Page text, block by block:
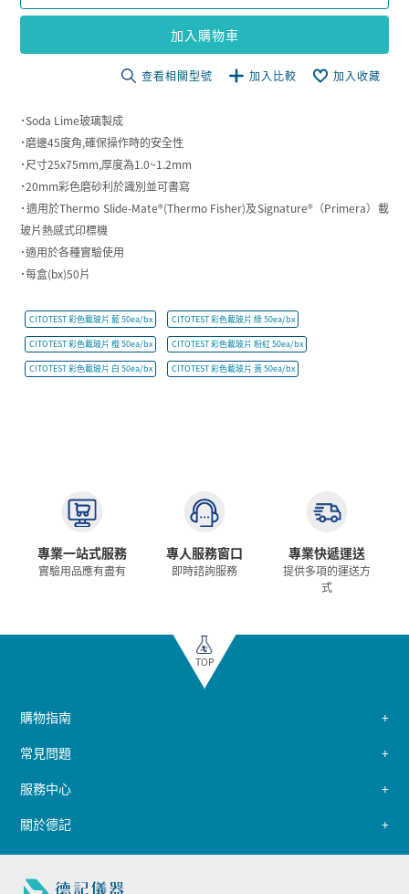
加入購物車
查看相關型號 加入比較 加入收藏
˙Soda Lime玻璃製成
˙磨邊45度角,確保操作時的安全性
˙尺寸25x75mm,厚度為1.0~1.2mm
˙20mm彩色磨砂利於識別並可書寫
˙適用於Thermo Slide-Mate®(Thermo Fisher)及Signature®（Primera）載
玻片熱感式印標機
˙適用於各種實驗使用
˙每盒(bx)50片
CITOTEST 彩色載玻片 藍 50ea/bx CITOTEST 彩色載玻片 綠 50ea/bx
CITOTEST 彩色載玻片 橙 50ea/bx CITOTEST 彩色載玻片 粉紅 50ea/bx
CITOTEST 彩色載玻片 白 50ea/bx CITOTEST 彩色載玻片 黃 50ea/bx
專業一站式服務
實驗用品應有盡有
專人服務窗口
即時諮詢服務
專業快遞運送
提供多項的運送方
式
TOP
購物指南
常見問題
服務中心
關於德記